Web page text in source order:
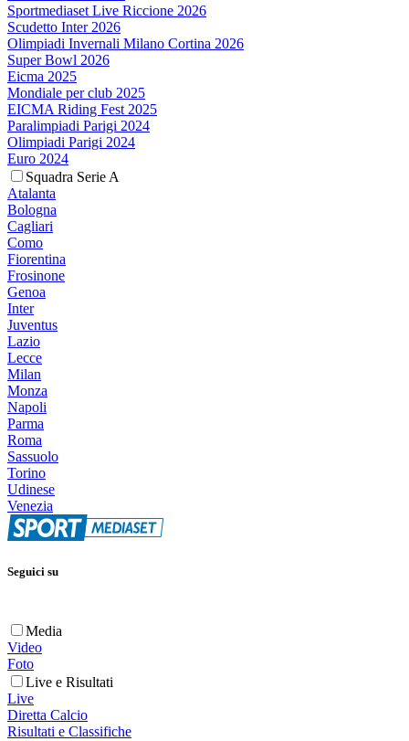
Sportmediaset Live Riccione 2026
Scudetto Inter 2026
Olimpiadi Invernali Milano Cortina 2026
Super Bowl 2026
Eicma 2025
Mondiale per club 2025
EICMA Riding Fest 2025
Paralimpiadi Parigi 2024
Olimpiadi Parigi 2024
Euro 2024
Squadra Serie A
Atalanta
Bologna
Cagliari
Como
Fiorentina
Frosinone
Genoa
Inter
Juventus
Lazio
Lecce
Milan
Monza
Napoli
Parma
Roma
Sassuolo
Torino
Udinese
Venezia
Seguici su
Media
Video
Foto
Live e Risultati
Live
Diretta Calcio
Risultati e Classifiche